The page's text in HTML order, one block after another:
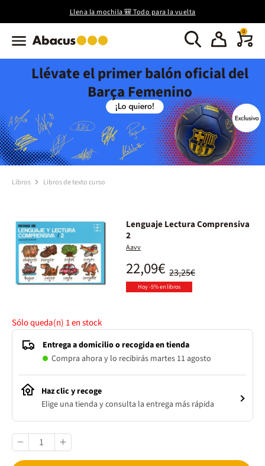
Llena la mochila 🎒 Todo para la vuelta
0
Llévate el primer balón oficial del
Barça Femenino
Libros Libros de texto curso
Lenguaje Lectura Comprensiva
2
Aavv
23,25€
22,09€
Hoy -5% en libros
Sólo queda(n) 1en stock
Entrega a domicilio o recogida en tienda
Compra ahora y lo recibirás martes 11 agosto
Haz clic y recoge
Elige una tienda y consulta la entrega más rápida